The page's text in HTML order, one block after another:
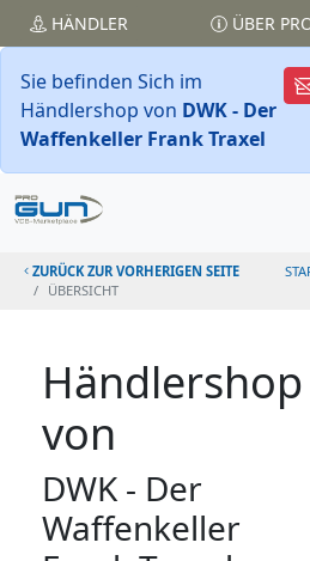
HÄNDLER ÜBER
Sie befinden Sich im
Händlershop von DWK - Der
Waffenkeller Frank Traxel
ZURÜCK ZUR VORHERIGEN SEITE
ÜBERSICHT
Händlershop
von
DWK - Der
Waffenkeller